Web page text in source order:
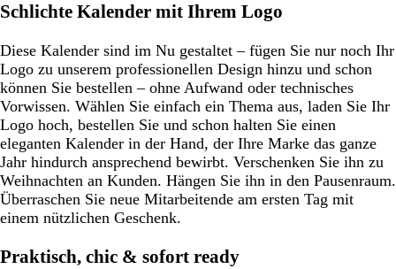
Schlichte Kalender mit Ihrem Logo
Diese Kalender sind im Nu gestaltet – fügen Sie nur noch Ihr
Logo zu unserem professionellen Design hinzu und schon
können Sie bestellen – ohne Aufwand oder technisches
Vorwissen. Wählen Sie einfach ein Thema aus, laden Sie Ihr
Logo hoch, bestellen Sie und schon halten Sie einen
eleganten Kalender in der Hand, der Ihre Marke das ganze
Jahr hindurch ansprechend bewirbt. Verschenken Sie ihn zu
Weihnachten an Kunden. Hängen Sie ihn in den Pausenraum.
Überraschen Sie neue Mitarbeitende am ersten Tag mit
einem nützlichen Geschenk.
Praktisch, chic & sofort ready